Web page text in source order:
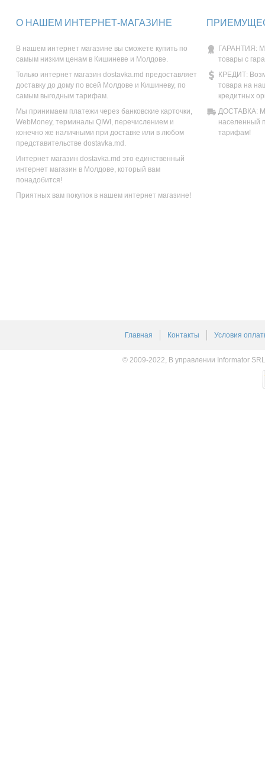
О НАШЕМ ИНТЕРНЕТ-МАГАЗИНЕ
В нашем интернет магазине вы сможете купить по
самым низким ценам в Кишиневе и Молдове.
Только интернет магазин dostavka.md предоставляет
доставку до дому по всей Молдове и Кишиневу, по
самым выгодным тарифам.
Мы принимаем платежи через банковские карточки,
WebMoney, терминалы QIWI, перечислением и
конечно же наличными при доставке или в любом
представительстве dostavka.md.
Интернет магазин dostavka.md это единственный
интернет магазин в Молдове, который вам
понадобится!
Приятных вам покупок в нашем интернет магазине!
ГАРАНТИЯ:
товары с
КРЕДИТ:
товара на
кредитных
ДОСТАВКА:
населенный
тарифам!
Главная Контакты Условия
© 2009-2022, В управлении Informator SRL